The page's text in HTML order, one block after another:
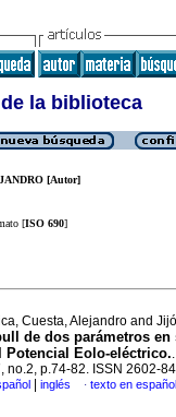
la biblioteca
[Autor]
[ISO 690]
Cuesta, Alejandro and
de dos parámetros
Potencial Eolo-eléctrico..
no.2, p.74-82. ISSN 2602-
inglés · texto en español